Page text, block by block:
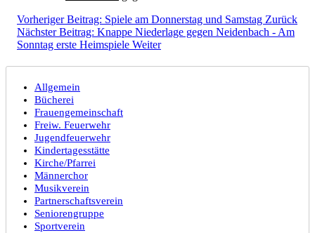
Vorheriger Beitrag: Spiele am Donnerstag und Samstag Zurück
Nächster Beitrag: Knappe Niederlage gegen Neidenbach - Am
Sonntag erste Heimspiele Weiter
Allgemein
Bücherei
Frauengemeinschaft
Freiw. Feuerwehr
Jugendfeuerwehr
Kindertagesstätte
Kirche/Pfarrei
Männerchor
Musikverein
Partnerschaftsverein
Seniorengruppe
Sportverein